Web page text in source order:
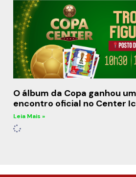
O álbum da Copa ganhou
encontro oficial no Center
Leia Mais »